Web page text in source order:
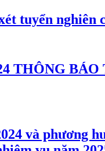
tuyển nghiên
THÔNG BÁO